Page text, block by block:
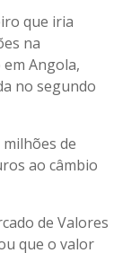
que iria
na
Angola,
no segundo
de
ao câmbio
de Valores
que o valor